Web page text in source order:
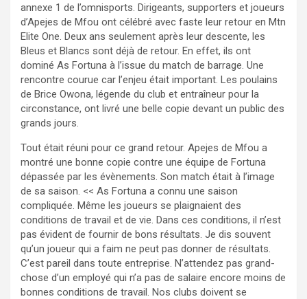
annexe 1 de l’omnisports. Dirigeants, supporters et joueurs
d’Apejes de Mfou ont célébré avec faste leur retour en Mtn
Elite One. Deux ans seulement après leur descente, les
Bleus et Blancs sont déjà de retour. En effet, ils ont
dominé As Fortuna à l’issue du match de barrage. Une
rencontre courue car l’enjeu était important. Les poulains
de Brice Owona, légende du club et entraîneur pour la
circonstance, ont livré une belle copie devant un public des
grands jours.
Tout était réuni pour ce grand retour. Apejes de Mfou a
montré une bonne copie contre une équipe de Fortuna
dépassée par les évènements. Son match était à l’image
de sa saison. << As Fortuna a connu une saison
compliquée. Même les joueurs se plaignaient des
conditions de travail et de vie. Dans ces conditions, il n’est
pas évident de fournir de bons résultats. Je dis souvent
qu’un joueur qui a faim ne peut pas donner de résultats.
C’est pareil dans toute entreprise. N’attendez pas grand-
chose d’un employé qui n’a pas de salaire encore moins de
bonnes conditions de travail. Nos clubs doivent se